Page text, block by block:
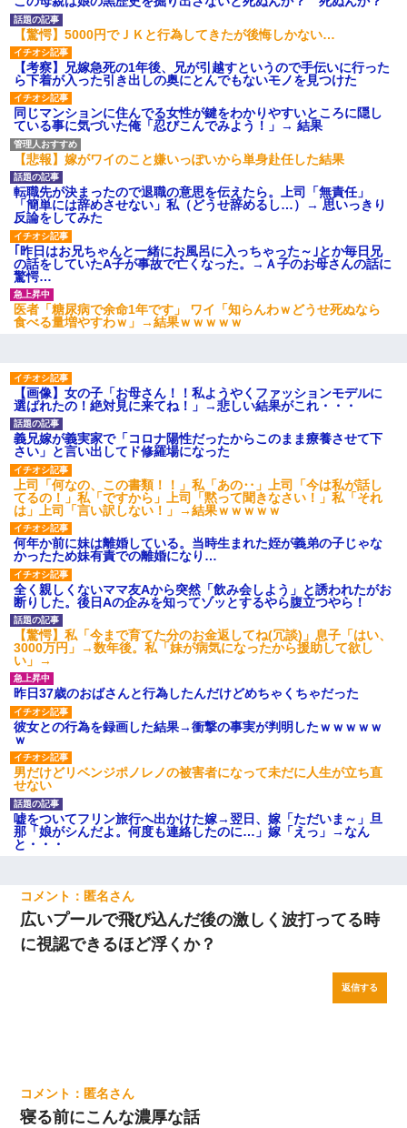
ＤＮＡ検査『血縁関係０％』旦那「やっぱり托卵だったんだ…」
嫁「本当に身に覚えがない」「なにかの間違いだ！取り違え
だ！」→ 嫁「あっ」
【驚愕】5000円でＪＫと行為してきたが後悔しかない…
【考察】兄嫁急死の1年後、兄が引越すというので手伝いに行った
ら下着が入った引き出しの奥にとんでもないモノを見つけた
同じマンションに住んでる女性が鍵をわかりやすいところに隠し
ている事に気づいた俺「忍びこんでみよう！」→ 結果
【悲報】嫁がワイのこと嫌いっぽいから単身赴任した結果
転職先が決まったので退職の意思を伝えたら。上司「無責任」
「簡単には辞めさせない」私（どうせ辞めるし…）→ 思いっきり
反論をしてみた
｢昨日はお兄ちゃんと一緒にお風呂に入っちゃった～｣とか毎日兄
の話をしていたA子が事故で亡くなった。→Ａ子のお母さんの話に
驚愕…
医者「糖尿病で余命1年です」 ワイ「知らんわｗどうせ死ぬなら
食べる量増やすわｗ」→結果ｗｗｗｗｗ
【画像】女の子「お母さん！！私ようやくファッションモデルに
選ばれたの！絶対見に来てね！」→悲しい結果がこれ・・・
義兄嫁が義実家で「コロナ陽性だったからこのまま療養させて下
さい」と言い出してド修羅場になった
上司「何なの、この書類！！」私「あの‥」上司「今は私が話し
てるの！」私「ですから」上司「黙って聞きなさい！」私「それ
は」上司「言い訳しない！」→結果ｗｗｗｗｗ
何年か前に妹は離婚している。当時生まれた姪が義弟の子じゃな
かったため妹有責での離婚になり…
全く親しくないママ友Aから突然「飲み会しよう」と誘われたがお
断りした。後日Aの企みを知ってゾッとするやら腹立つやら！
【驚愕】私「今まで育てた分のお金返してね(冗談)」息子「はい、
3000万円」→数年後。私「妹が病気になったから援助して欲し
い」→
昨日37歳のおばさんと行為したんだけどめちゃくちゃだった
彼女との行為を録画した結果→衝撃の事実が判明したｗｗｗｗｗ
ｗ
男だけどリベンジポノレノの被害者になって未だに人生が立ち直
せない
嘘をついてフリン旅行へ出かけた嫁→翌日、嫁「ただいま～」旦
那「娘がシんだよ。何度も連絡したのに…」嫁「えっ」→なん
と・・・
匿名
広いプールで飛び込んだ後の激しく波打ってる時
に視認できるほど浮くか？
返信する
匿名
寝る前にこんな濃厚な話